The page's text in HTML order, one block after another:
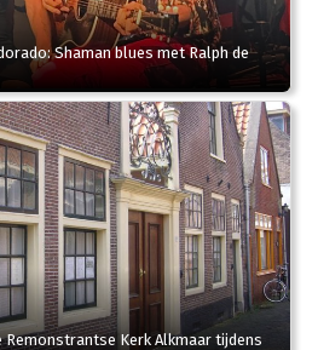
Shaman blues met Ralph de
Kerk Alkmaar tijdens